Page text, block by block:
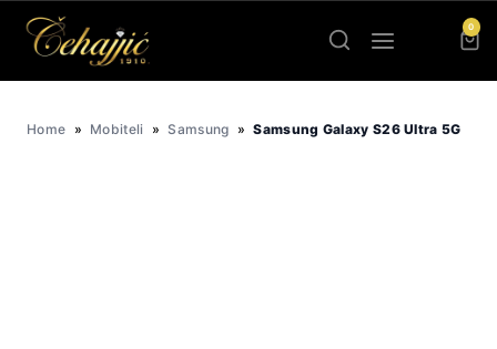
0
Home » Mobiteli » Samsung » Samsung Galaxy S26 Ultra 5G